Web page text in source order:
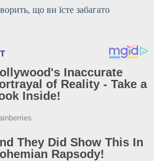
що ви їсте забагато